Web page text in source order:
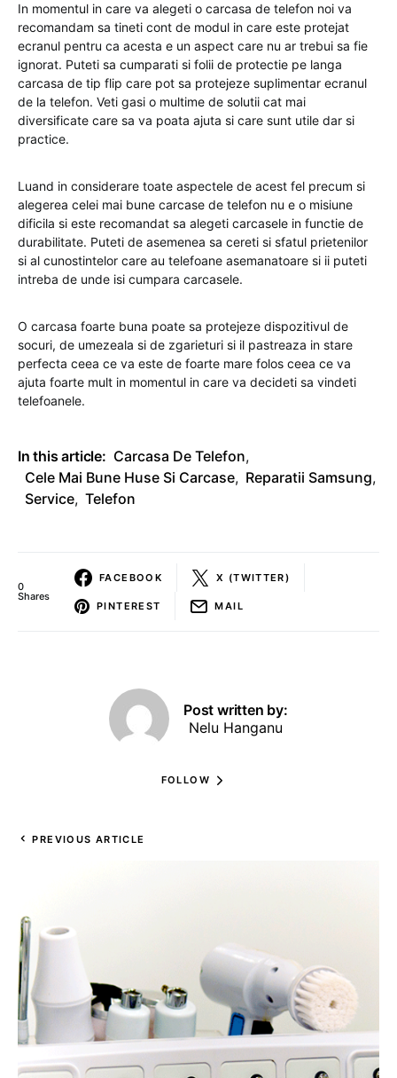
In momentul in care va alegeti o carcasa de telefon noi va
recomandam sa tineti cont de modul in care este protejat
ecranul pentru ca acesta e un aspect care nu ar trebui sa fie
ignorat. Puteti sa cumparati si folii de protectie pe langa
carcasa de tip flip care pot sa protejeze suplimentar ecranul
de la telefon. Veti gasi o multime de solutii cat mai
diversificate care sa va poata ajuta si care sunt utile dar si
practice.
Luand in considerare toate aspectele de acest fel precum si
alegerea celei mai bune carcase de telefon nu e o misiune
dificila si este recomandat sa alegeti carcasele in functie de
durabilitate. Puteti de asemenea sa cereti si sfatul prietenilor
si al cunostintelor care au telefoane asemanatoare si ii puteti
intreba de unde isi cumpara carcasele.
O carcasa foarte buna poate sa protejeze dispozitivul de
socuri, de umezeala si de zgarieturi si il pastreaza in stare
perfecta ceea ce va este de foarte mare folos ceea ce va
ajuta foarte mult in momentul in care va decideti sa vindeti
telefoanele.
In this article: Carcasa De Telefon,
Cele Mai Bune Huse Si Carcase, Reparatii Samsung,
Service, Telefon
0
Shares
FACEBOOK X (TWITTER)
PINTEREST MAIL
Post written by:
Nelu Hanganu
FOLLOW
PREVIOUS ARTICLE